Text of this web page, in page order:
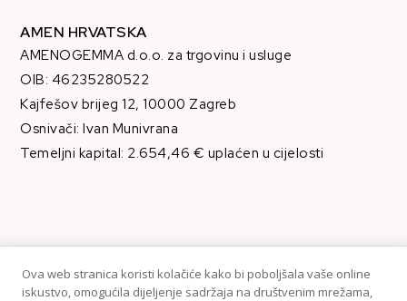
AMEN HRVATSKA
AMENOGEMMA d.o.o. za trgovinu i usluge
OIB: 46235280522
Kajfešov brijeg 12, 10000 Zagreb
Osnivači: Ivan Munivrana
Temeljni kapital: 2.654,46 € uplaćen u cijelosti
Ova web stranica koristi kolačiće kako bi poboljšala vaše online
iskustvo, omogućila dijeljenje sadržaja na društvenim mrežama,